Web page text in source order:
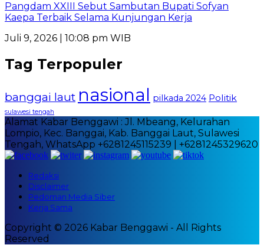
Pangdam XXIII Sebut Sambutan Bupati Sofyan
Kaepa Terbaik Selama Kunjungan Kerja
Juli 9, 2026 | 10:08 pm WIB
Tag Terpopuler
banggai laut nasional pilkada 2024 Politik
sulawesi tengah
Alamat Kabar Benggawi : Jl. Mbeang, Kelurahan
Lompio, Kec. Banggai, Kab. Banggai Laut, Sulawesi
Tengah, WhatsApp +6281245115239 | +6281245329620
Redaksi
Disclaimer
Pedoman Media Siber
Kerja Sama
Copyright © 2026 Kabar Benggawi - All Rights
Reserved